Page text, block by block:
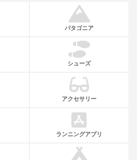
パタゴニア
シューズ
アクセサリー
ランニングアプリ